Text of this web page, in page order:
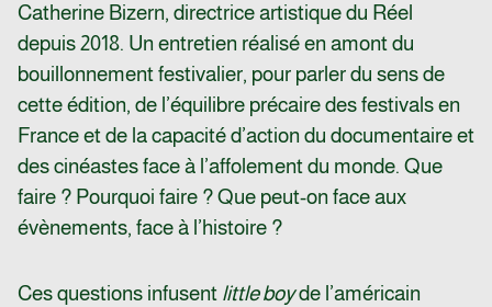
Catherine Bizern, directrice artistique du Réel
depuis 2018. Un entretien réalisé en amont du
bouillonnement festivalier, pour parler du sens de
cette édition, de l’équilibre précaire des festivals en
France et de la capacité d’action du documentaire et
des cinéastes face à l’affolement du monde. Que
faire ? Pourquoi faire ? Que peut-on face aux
évènements, face à l’histoire ?
Ces questions infusent little boyde l’américain